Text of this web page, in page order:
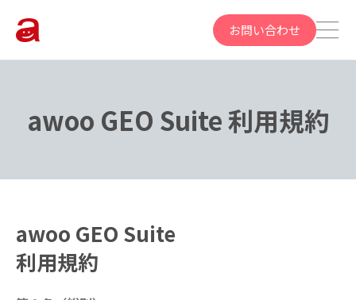
お問い合わせ
awoo GEO Suite 利用規約
awoo GEO Suite
利用規約